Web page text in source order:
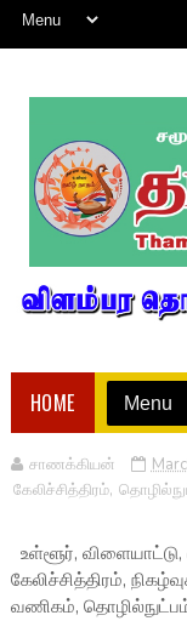
HOME
சாணக்கியன்
கேலிச்சித்திரம்,
உள்ளூர்,
கேலிச்சித்திரம்,
வணிகம்,